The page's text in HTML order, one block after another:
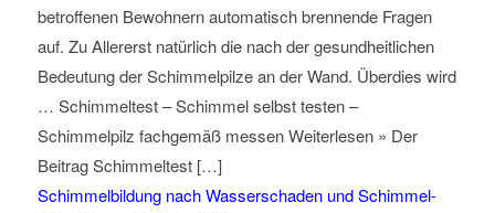
betroffenen Bewohnern automatisch brennende Fragen
auf. Zu Allererst natürlich die nach der gesundheitlichen
Bedeutung der Schimmelpilze an der Wand. Überdies wird
… Schimmeltest – Schimmel selbst testen –
Schimmelpilz fachgemäß messen Weiterlesen » Der
Beitrag Schimmeltest […]
Schimmelbildung nach Wasserschaden und Schimmel-